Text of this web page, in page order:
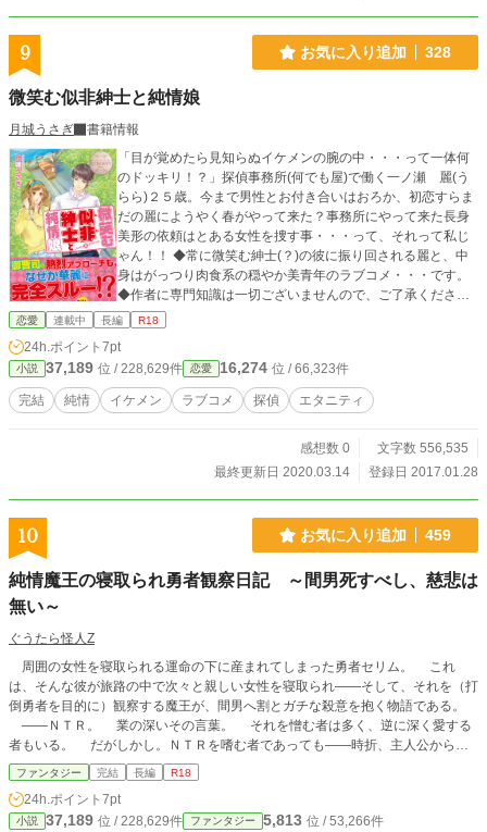
9 お気に入り追加 328
微笑む似非紳士と純情娘
月城うさぎ
書籍情報
「目が覚めたら見知らぬイケメンの腕の中・・・って一体何
のドッキリ！？」探偵事務所(何でも屋)で働く一ノ瀬 麗(う
らら)２５歳。今まで男性とお付き合いはおろか、初恋すらま
だの麗にようやく春がやって来た？事務所にやって来た長身
美形の依頼はとある女性を捜す事・・・って、それって私じ
ゃん！！ ◆常に微笑む紳士(？)の彼に振り回される麗と、中
身はがっつり肉食系の穏やか美青年のラブコメ・・・です。
◆作者に専門知識は一切ございませんので、ご了承くださ
い。 ◆第一部、第二部が完結しました。ただいま第三部、連
頂きました。引き下げ分はダイジェスト版に差し替えてあり
ます。
恋愛 連載中 長編 R18
24h.ポイント 7pt
小説 37,189 位 / 228,629件 恋愛 16,274 位 / 66,323件
完結 純情 イケメン ラブコメ 探偵 エタニティ
感想数 0
文字数 556,535
最終更新日 2020.03.14
登録日 2017.01.28
10 お気に入り追加 459
純情魔王の寝取られ勇者観察日記 ～間男死すべし、慈悲は
無い～
ぐうたら怪人Z
周囲の女性を寝取られる運命の下に産まれてしまった勇者セリム。 これ
は、そんな彼が旅路の中で次々と親しい女性を寝取られ――そして、それを（打
倒勇者を目的に）観察する魔王が、間男へ割とガチな殺意を抱く物語である。
――ＮＴＲ。 業の深いその言葉。 それを憎む者は多く、逆に深く愛する
者もいる。 だがしかし。ＮＴＲを嗜む者であっても――時折、主人公からヒ
ロインを寝取る間男に対しイラっと来ることは無いだろうか？ ふと冷静にな
った瞬間、間男をボコボコにしてやりたい衝動に駆られたことは無いだろうか？
この物語の語り手である魔王は、ＮＴＲを絶対許せない純情な男。 そんな
彼が、勇者を取り巻く間男達を、全力で制裁していくお話。 ※ハーメルンにも
ファンタジー 完結 長編 R18
24h.ポイント 7pt
小説 37,189 位 / 228,629件 ファンタジー 5,813 位 / 53,266件